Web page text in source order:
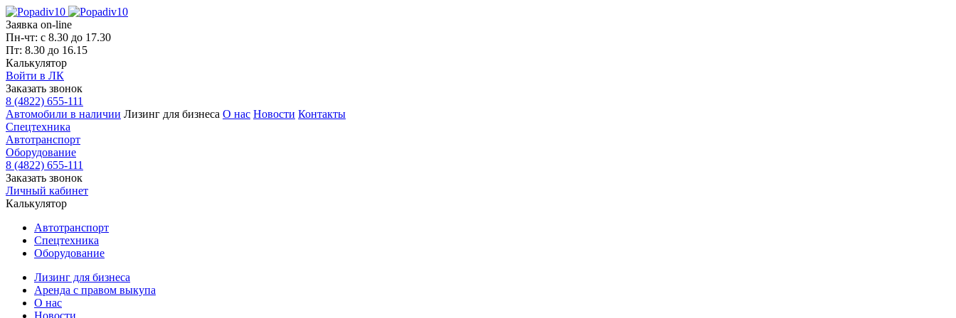
Заявка on-line
Пн-чт: с 8.30 до 17.30
Пт: 8.30 до 16.15
Калькулятор
Войти в ЛК
Заказать звонок
8 (4822) 655-111
Автомобили в наличии Лизинг для бизнеса О нас Новости Контакты
Спецтехника
Автотранспорт
Оборудование
8 (4822) 655-111
Заказать звонок
Личный кабинет
Калькулятор
Автотранспорт
Спецтехника
Оборудование
Лизинг для бизнеса
Аренда с правом выкупа
О нас
Новости